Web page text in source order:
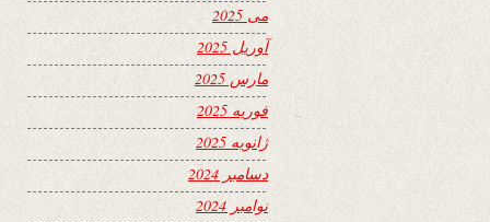
می 2025
آوریل 2025
مارس 2025
فوریه 2025
ژانویه 2025
دسامبر 2024
نوامبر 2024